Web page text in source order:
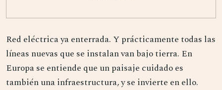
Red eléctrica ya enterrada. Y prácticamente todas las
líneas nuevas que se instalan van bajo tierra. En
Europa se entiende que un paisaje cuidado es
también una infraestructura, y se invierte en ello.